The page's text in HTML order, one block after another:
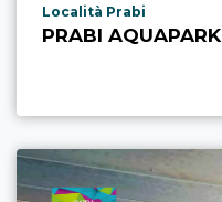
aria.poi_location_prefix
Località Prabi
PRABI AQUAPARK